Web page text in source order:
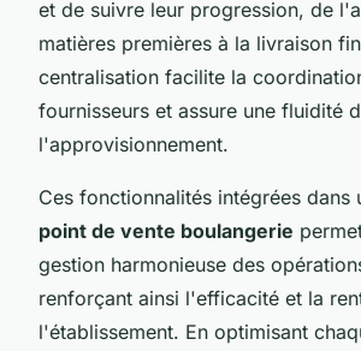
et de suivre leur progression, de
matières premières à la livraison
centralisation facilite la
fournisseurs et assure une fluidité
l'approvisionnement.
Ces fonctionnalités intégrées dans
point de vente boulangerie
gestion harmonieuse des
renforçant ainsi l'efficacité et la
l'établissement. En optimisant